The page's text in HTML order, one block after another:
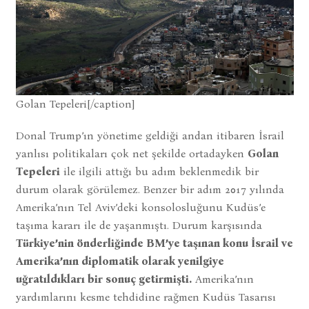
Golan Tepeleri[/caption]
Donal Trump’ın yönetime geldiği andan itibaren İsrail
yanlısı politikaları çok net şekilde ortadayken Golan
Tepeleriile ilgili attığı bu adım beklenmedik bir
durum olarak görülemez. Benzer bir adım 2017 yılında
Amerika’nın Tel Aviv’deki konsolosluğunu Kudüs’e
taşıma kararı ile de yaşanmıştı. Durum karşısında
Türkiye’nin önderliğinde BM’ye taşınan konu İsrail ve
Amerika’nın diplomatik olarak yenilgiye
uğratıldıkları bir sonuç getirmişti.Amerika’nın
yardımlarını kesme tehdidine rağmen Kudüs Tasarısı